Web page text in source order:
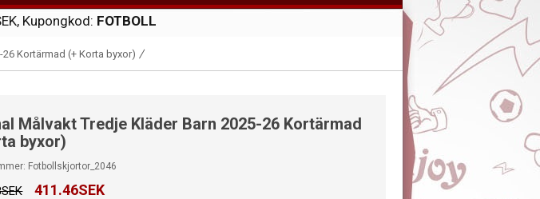
Kupongkod: FOTBOLL
Kortärmad (+ Korta byxor)
Målvakt Tredje Kläder Barn 2025-26 Kortärmad
byxor)
Fotbollskjortor_2046
411.46SEK